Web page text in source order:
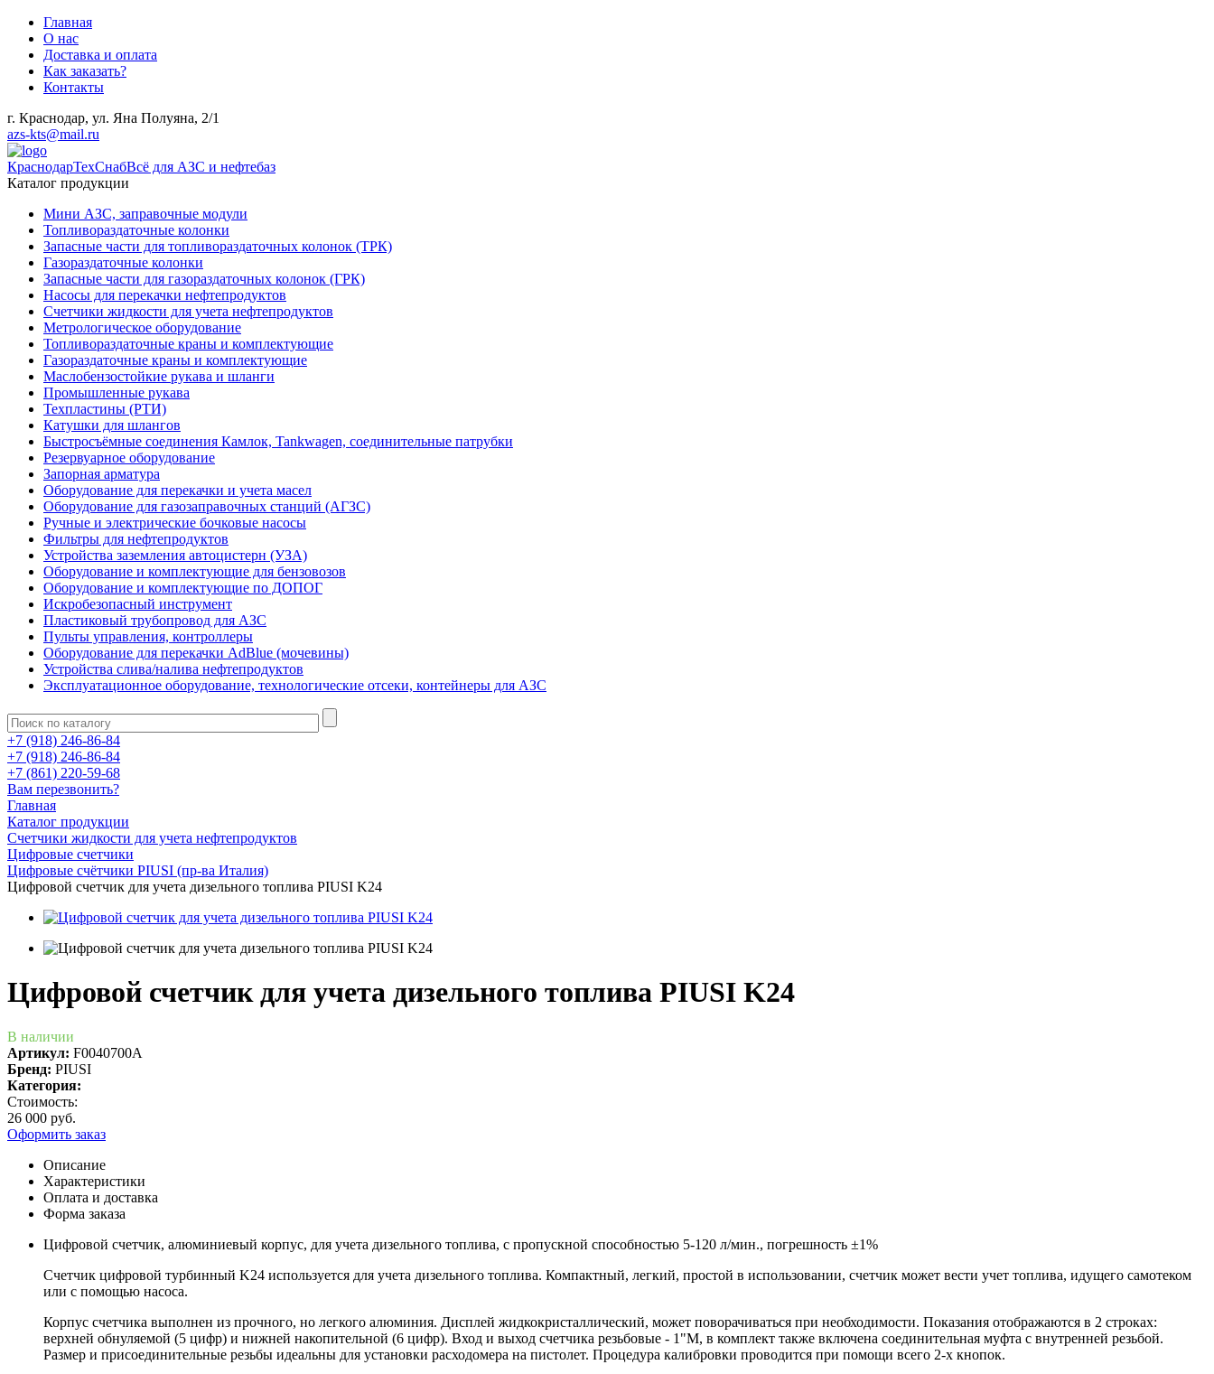
Главная
О нас
Доставка и оплата
Как заказать?
Контакты
г. Краснодар, ул. Яна Полуяна, 2/1
azs-kts@mail.ru
КраснодарТехСнабВсё для АЗС и нефтебаз
Каталог продукции
Мини АЗС, заправочные модули
Топливораздаточные колонки
Запасные части для топливораздаточных колонок (ТРК)
Газораздаточные колонки
Запасные части для газораздаточных колонок (ГРК)
Насосы для перекачки нефтепродуктов
Счетчики жидкости для учета нефтепродуктов
Метрологическое оборудование
Топливораздаточные краны и комплектующие
Газораздаточные краны и комплектующие
Маслобензостойкие рукава и шланги
Промышленные рукава
Техпластины (РТИ)
Катушки для шлангов
Быстросъёмные соединения Камлок, Tankwagen, соединительные патрубки
Резервуарное оборудование
Запорная арматура
Оборудование для перекачки и учета масел
Оборудование для газозаправочных станций (АГЗС)
Ручные и электрические бочковые насосы
Фильтры для нефтепродуктов
Устройства заземления автоцистерн (УЗА)
Оборудование и комплектующие для бензовозов
Оборудование и комплектующие по ДОПОГ
Искробезопасный инструмент
Пластиковый трубопровод для АЗС
Пульты управления, контроллеры
Оборудование для перекачки AdBlue (мочевины)
Устройства слива/налива нефтепродуктов
Эксплуатационное оборудование, технологические отсеки, контейнеры для АЗС
+7 (918) 246-86-84
+7 (918) 246-86-84
+7 (861) 220-59-68
Вам перезвонить?
Главная
Каталог продукции
Счетчики жидкости для учета нефтепродуктов
Цифровые счетчики
Цифровые счётчики PIUSI (пр-ва Италия)
Цифровой счетчик для учета дизельного топлива PIUSI K24
Цифровой счетчик для учета дизельного топлива PIUSI K24
В наличии
Артикул: F0040700A
Бренд: PIUSI
Категория:
Стоимость:
26 000 руб.
Оформить заказ
Описание
Характеристики
Оплата и доставка
Форма заказа
Цифровой счетчик, алюминиевый корпус, для учета дизельного топлива, с пропускной способностью 5-120 л/мин., погрешность ±1%
Счетчик цифровой турбинный K24 используется для учета дизельного топлива. Компактный, легкий, простой в использовании, счетчик может вести учет топлива, идущего самотеком
или с помощью насоса.
Корпус счетчика выполнен из прочного, но легкого алюминия. Дисплей жидкокристаллический, может поворачиваться при необходимости. Показания отображаются в 2 строках:
верхней обнуляемой (5 цифр) и нижней накопительной (6 цифр). Вход и выход счетчика резьбовые - 1"M, в комплект также включена соединительная муфта с внутренней резьбой.
Размер и присоединительные резьбы идеальны для установки расходомера на пистолет. Процедура калибровки проводится при помощи всего 2-х кнопок.